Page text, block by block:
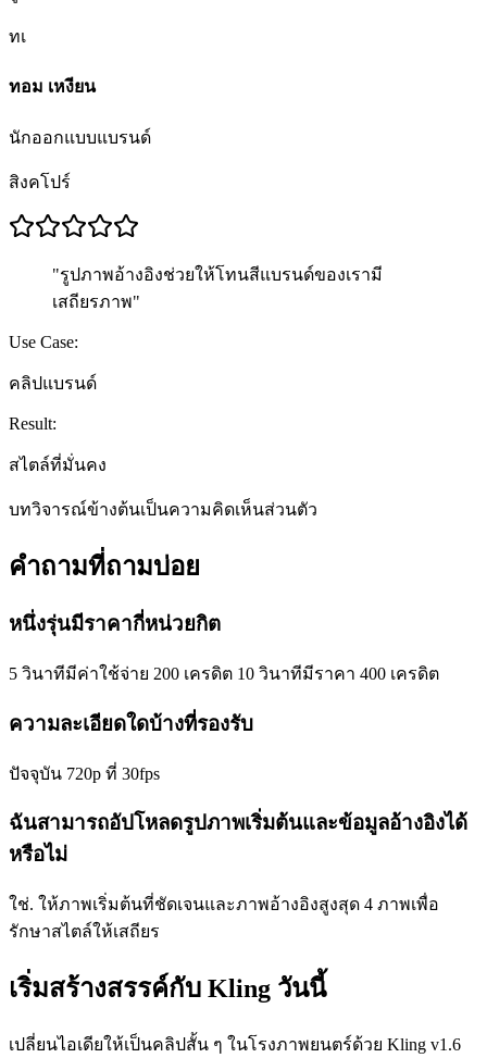
ทเ
ทอม เหงียน
นักออกแบบแบรนด์
สิงคโปร์
"รูปภาพอ้างอิงช่วยให้โทนสีแบรนด์ของเรามี
เสถียรภาพ"
Use Case:
คลิปแบรนด์
Result:
สไตล์ที่มั่นคง
บทวิจารณ์ข้างต้นเป็นความคิดเห็นส่วนตัว
คำถามที่ถามบ่อย
หนึ่งรุ่นมีราคากี่หน่วยกิต
5 วินาทีมีค่าใช้จ่าย 200 เครดิต 10 วินาทีมีราคา 400 เครดิต
ความละเอียดใดบ้างที่รองรับ
ปัจจุบัน 720p ที่ 30fps
ฉันสามารถอัปโหลดรูปภาพเริ่มต้นและข้อมูลอ้างอิงได้
หรือไม่
ใช่. ให้ภาพเริ่มต้นที่ชัดเจนและภาพอ้างอิงสูงสุด 4 ภาพเพื่อ
รักษาสไตล์ให้เสถียร
เริ่มสร้างสรรค์กับ Kling วันนี้
เปลี่ยนไอเดียให้เป็นคลิปสั้น ๆ ในโรงภาพยนตร์ด้วย Kling v1.6